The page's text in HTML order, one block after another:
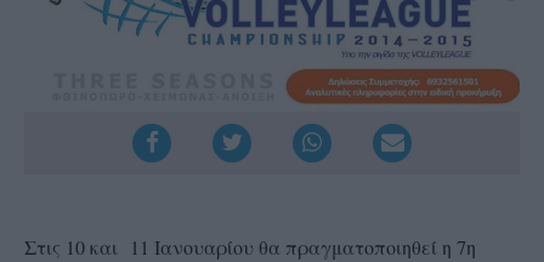
Στις 10 και 11 Ιανουαρίου θα πραγματοποιηθεί η 7η